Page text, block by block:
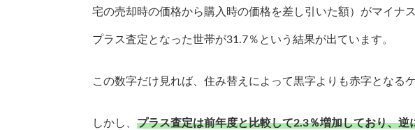
宅の売却時の価格から購入時の価格を差し引いた額）がマイナ
プラス査定となった世帯が31.7％という結果が出ています。
この数字だけ見れば、住み替えによって黒字よりも赤字となる
しかし、 プラス査定は前年度と比較して2.3％増加しており、逆